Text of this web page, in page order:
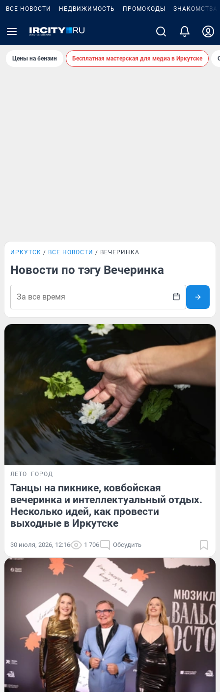
ВСЕ НОВОСТИ НЕДВИЖИМОСТЬ ПРОМОКОДЫ ЗНАКОМСТВА
Цены на бензин Бесплатная мастерская для медиа в Иркутске
ИРКУТСК ВСЕ НОВОСТИ ВЕЧЕРИНКА
Новости по тэгу Вечеринка
ЛЕТО ГОРОД
Танцы на пикнике, ковбойская
вечеринка и интеллектуальный отдых.
Несколько идей, как провести
выходные в Иркутске
30 июля, 2026, 12:16 1 706 Обсудить